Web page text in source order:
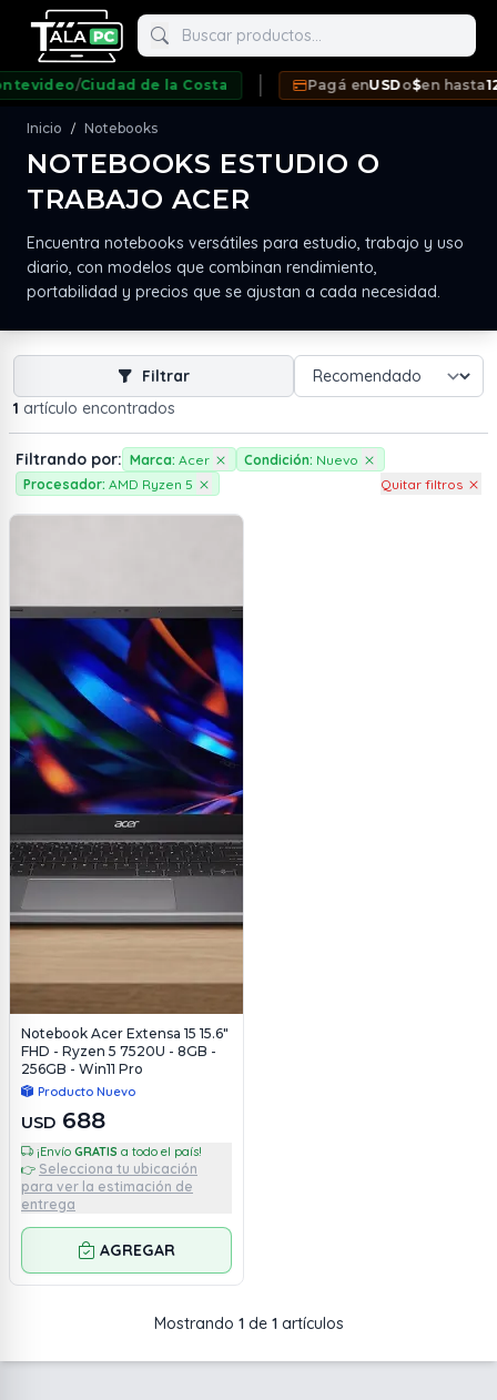
Buscar productos
/ Ciudad de la Costa Pagá enUSDo$en hasta12
Inicio / Notebooks
NOTEBOOKS ESTUDIO O
TRABAJO ACER
Encuentra notebooks versátiles para estudio, trabajo y uso
diario, con modelos que combinan rendimiento,
portabilidad y precios que se ajustan a cada necesidad.
1 artículo encontrados
Filtrar
Filtrando por: Marca: Acer Condición: Nuevo
Procesador: AMD Ryzen 5 Quitar filtros
Notebook Acer Extensa 15 15.6"
FHD - Ryzen 5 7520U - 8GB -
256GB - Win11 Pro
Producto Nuevo
USD 688
¡Envío GRATIS
a todo el país!
👉 Selecciona tu ubicación
para ver la estimación de
entrega
AGREGAR
Mostrando 1de 1artículos